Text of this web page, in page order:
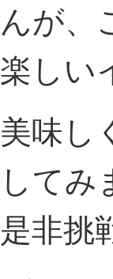
んが、
楽しい
美味し
してみ
是非挑